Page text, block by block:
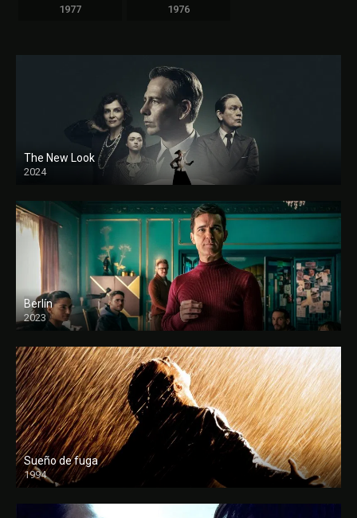
1977 1976
The New Look
2024
Berlín
2023
Sueño de fuga
1994
FULL HD